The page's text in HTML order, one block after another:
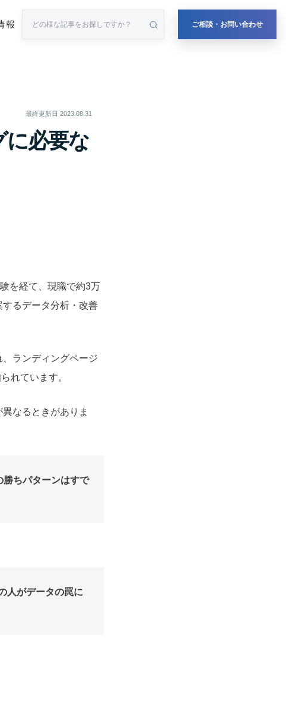
報 ご相談・お問い合わせ
最終更新日 2023.08.31
に必要な
を経て、現職で約3万
るデータ分析・改善
ランディングページ
れています。
なるときがありま
勝ちパターンはすで
人がデータの罠に